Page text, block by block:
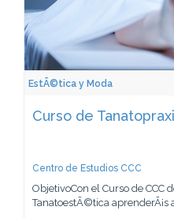
EstÃ©tica y Moda
Curso de
Centro de Estudios CCC
ObjetivoCon el Curso de CCC
TanatoestÃ©tica aprenderÃ¡s